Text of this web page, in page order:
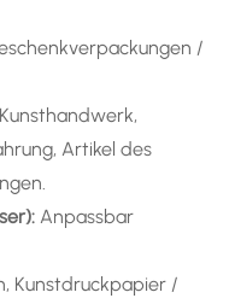
/
Artikel des
Anpassbar
Kunstdruckpapier /